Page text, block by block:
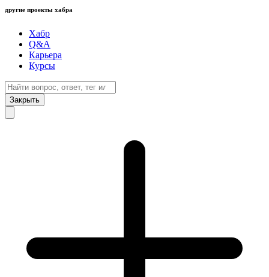
другие проекты хабра
Хабр
Q&A
Карьера
Курсы
Закрыть